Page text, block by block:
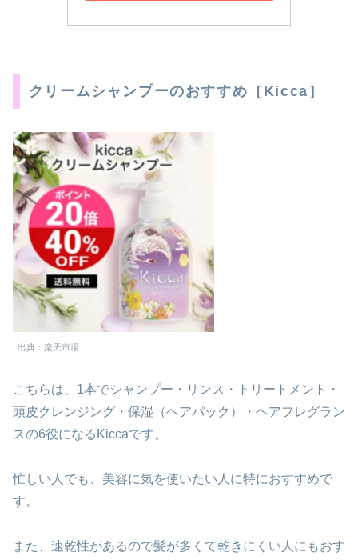
クリームシャンプーのおすすめ［Kicca］
出典：楽天市場
こちらは、1本でシャンプー・リンス・トリートメント・
頭皮クレンジング・保湿（ヘアパック）・ヘアフレグラン
スの6役になるKiccaです。
忙しい人でも、美容に気を使いたい人に特におすすめで
す。
また、速乾性があるので髪が多くて乾きにくい人にもおす